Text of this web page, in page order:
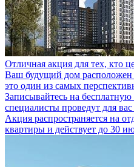
Отличная акция для тех, кто
Ваш будущий дом
это один из самых
Записывайтесь на
специалисты проведут для
Акция распространяется на
квартиры и действует до 30